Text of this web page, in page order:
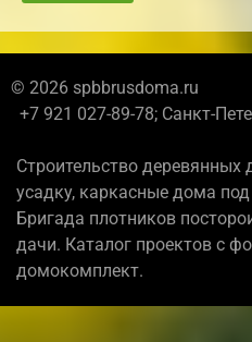
© 2026 spbbrusdoma.ru
+7 921 027-89-78; Санкт-
Строительство
усадку, каркасные дома
Бригада плотников
дачи. Каталог проектов с
домокомплект.